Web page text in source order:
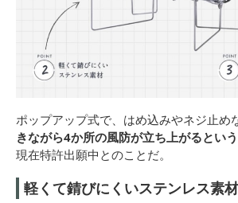
ポップアップ式で、はめ込みやネジ止め
きながら4か所の風防が立ち上がるとい
現在特許出願中とのことだ。
軽くて錆びにくいステンレス素材